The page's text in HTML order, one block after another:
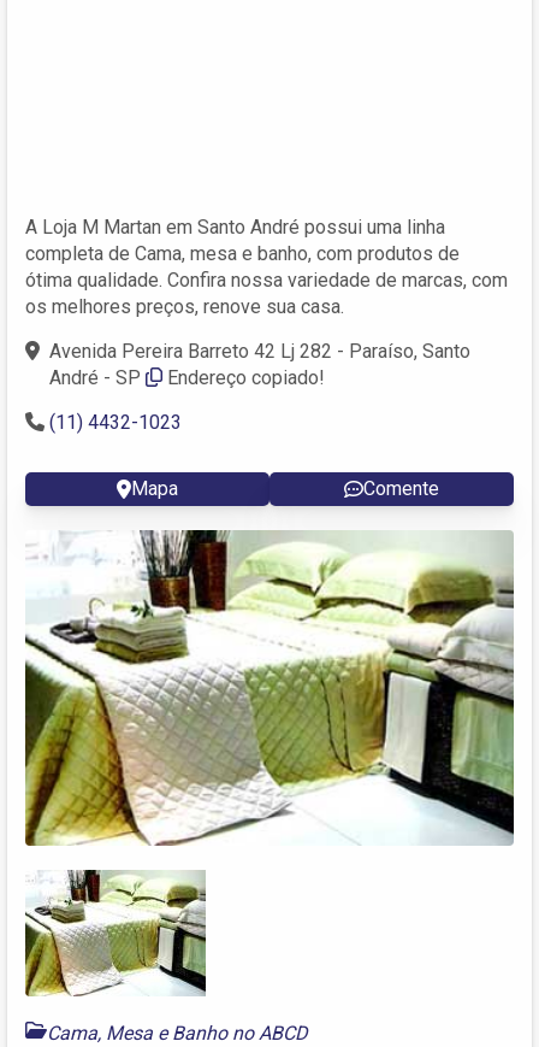
A Loja M Martan em Santo André possui uma linha
completa de Cama, mesa e banho, com produtos de
ótima qualidade. Confira nossa variedade de marcas, com
os melhores preços, renove sua casa.
Avenida Pereira Barreto 42 Lj 282 - Paraíso, Santo
André - SP
Endereço copiado!
(11) 4432-1023
Mapa Comente
Cama, Mesa e Banho no ABCD